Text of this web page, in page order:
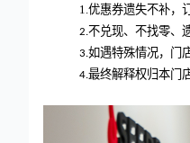
1. 优惠券遗失不补，
2.不兑现、不找零、
3.如遇特殊情况，门
4.最终解释权归本门